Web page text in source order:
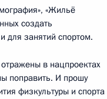
проекта
дороги
«Жильё
создать
для занятий спортом.
в нацпроектах
поправить. И прошу
физкультуры и спорта